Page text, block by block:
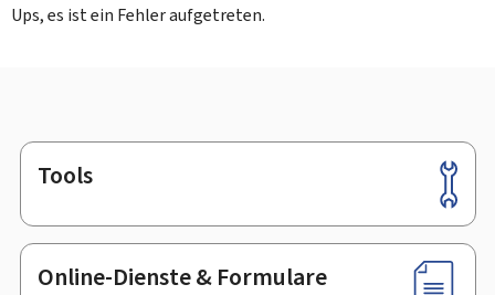
Ups, es ist ein Fehler aufgetreten.
Footer
Tools
Online-Dienste & Formulare